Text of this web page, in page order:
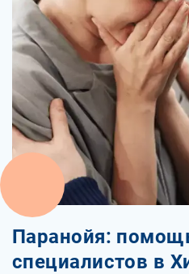
Паранойя:
специалистов в